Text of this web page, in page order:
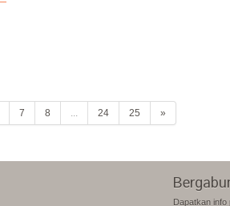
7 8 ... 24 25 »
Dapatkan